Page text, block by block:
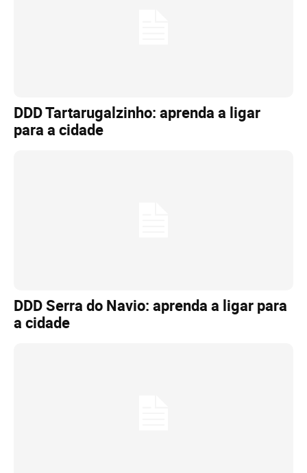
DDD Tartarugalzinho: aprenda a ligar
para a cidade
DDD Serra do Navio: aprenda a ligar para
a cidade